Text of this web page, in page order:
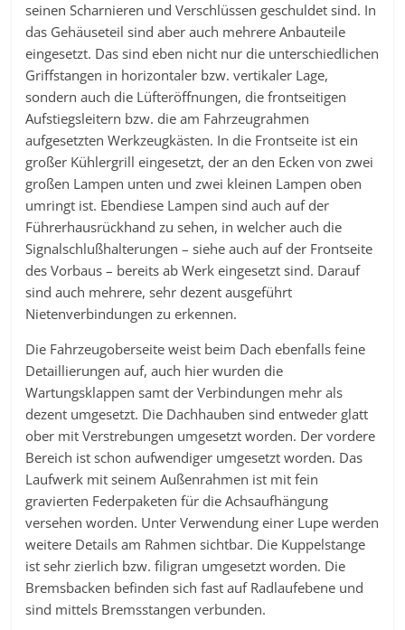
seinen Scharnieren und Verschlüssen geschuldet sind. In
das Gehäuseteil sind aber auch mehrere Anbauteile
eingesetzt. Das sind eben nicht nur die unterschiedlichen
Griffstangen in horizontaler bzw. vertikaler Lage,
sondern auch die Lüfteröffnungen, die frontseitigen
Aufstiegsleitern bzw. die am Fahrzeugrahmen
aufgesetzten Werkzeugkästen. In die Frontseite ist ein
großer Kühlergrill eingesetzt, der an den Ecken von zwei
großen Lampen unten und zwei kleinen Lampen oben
umringt ist. Ebendiese Lampen sind auch auf der
Führerhausrückhand zu sehen, in welcher auch die
Signalschlußhalterungen – siehe auch auf der Frontseite
des Vorbaus – bereits ab Werk eingesetzt sind. Darauf
sind auch mehrere, sehr dezent ausgeführt
Nietenverbindungen zu erkennen.
Die Fahrzeugoberseite weist beim Dach ebenfalls feine
Detaillierungen auf, auch hier wurden die
Wartungsklappen samt der Verbindungen mehr als
dezent umgesetzt. Die Dachhauben sind entweder glatt
ober mit Verstrebungen umgesetzt worden. Der vordere
Bereich ist schon aufwendiger umgesetzt worden. Das
Laufwerk mit seinem Außenrahmen ist mit fein
gravierten Federpaketen für die Achsaufhängung
versehen worden. Unter Verwendung einer Lupe werden
weitere Details am Rahmen sichtbar. Die Kuppelstange
ist sehr zierlich bzw. filigran umgesetzt worden. Die
Bremsbacken befinden sich fast auf Radlaufebene und
sind mittels Bremsstangen verbunden.